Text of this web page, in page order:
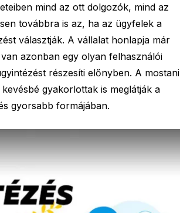
mind az ott dolgozók, mind az
továbbra is az, ha az ügyfelek a
választják. A vállalat honlapja már
azonban egy olyan felhasználói
részesíti előnyben. A mostani
gyakorlottak is meglátják a
gyorsabb formájában.